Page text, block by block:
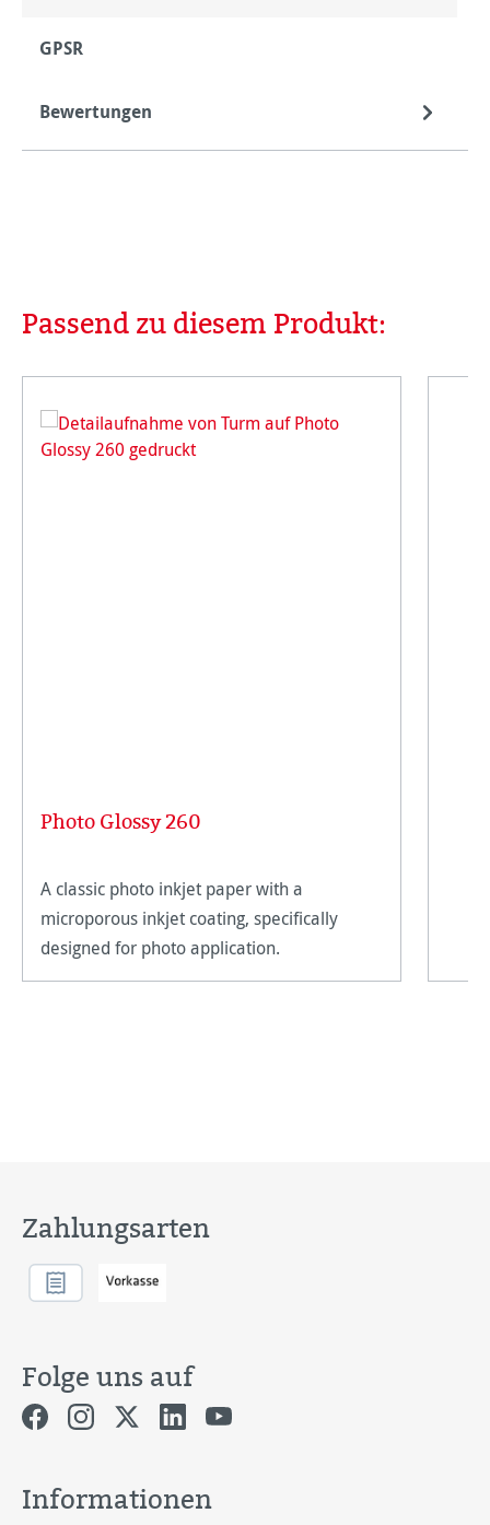
GPSR
Bewertungen
Produktgalerie überspringen
Passend zu diesem Produkt:
Photo Glossy 260
A classic photo inkjet paper with a
microporous inkjet coating, specifically
designed for photo application.
Zahlungsarten
Folge uns auf
Informationen